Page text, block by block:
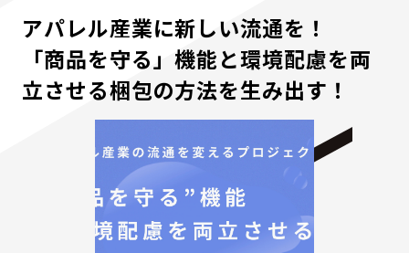
アパレル産業に新しい流通を！
「商品を守る」機能と環境配慮を両
立させる梱包の方法を生み出す！